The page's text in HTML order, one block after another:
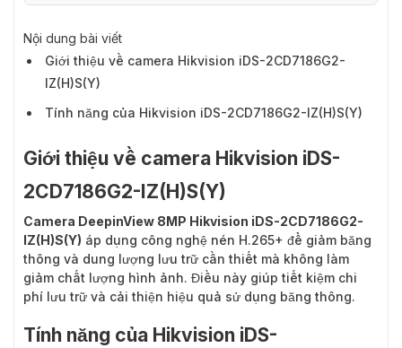
Nội dung bài viết
Giới thiệu về camera Hikvision iDS-2CD7186G2-
IZ(H)S(Y)
Tính năng của Hikvision iDS-2CD7186G2-IZ(H)S(Y)
Giới thiệu về camera Hikvision iDS-
2CD7186G2-IZ(H)S(Y)
Camera DeepinView 8MP Hikvision iDS-2CD7186G2-
IZ(H)S(Y) áp dụng công nghệ nén H.265+ để giảm băng
thông và dung lượng lưu trữ cần thiết mà không làm
giảm chất lượng hình ảnh. Điều này giúp tiết kiệm chi
phí lưu trữ và cải thiện hiệu quả sử dụng băng thông.
Tính năng của Hikvision iDS-